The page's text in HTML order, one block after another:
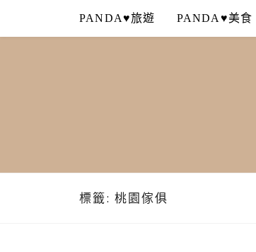
content
PANDA♥旅遊 PANDA♥美食
標籤: 桃園傢俱